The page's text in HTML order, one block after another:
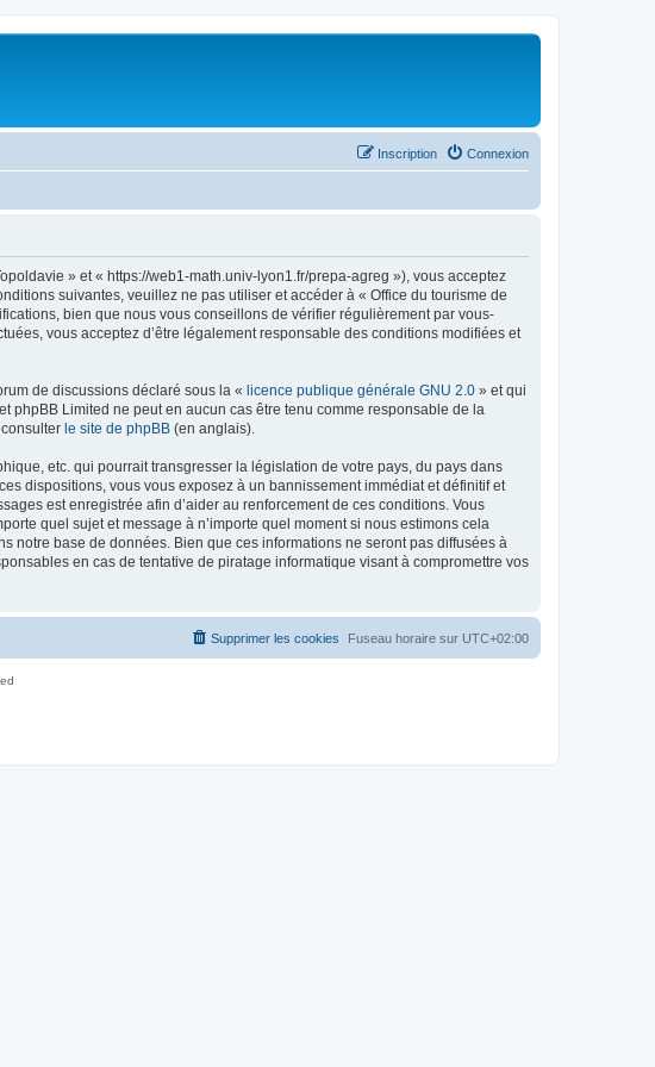
Connexion
Inscription
» et « https://web1-math.univ-lyon1.fr/prepa-agreg »), vous acceptez
suivantes, veuillez ne pas utiliser et accéder à « Office du tourisme de
bien que nous vous conseillons de vérifier régulièrement par vous-
vous acceptez d’être légalement responsable des conditions modifiées et
de discussions déclaré sous la « licence publique générale GNU 2.0 » et qui
Limited ne peut en aucun cas être tenu comme responsable de la
le site de phpBB (en anglais).
etc. qui pourrait transgresser la législation de votre pays, du pays dans
dispositions, vous vous exposez à un bannissement immédiat et définitif et
est enregistrée afin d’aider au renforcement de ces conditions. Vous
quel sujet et message à n’importe quel moment si nous estimons cela
notre base de données. Bien que ces informations ne seront pas diffusées à
en cas de tentative de piratage informatique visant à compromettre vos
Fuseau horaire sur UTC+02:00
Supprimer les cookies